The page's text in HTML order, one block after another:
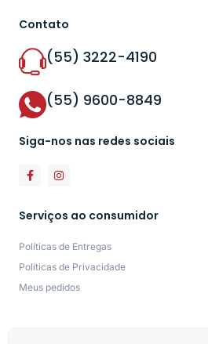
Contato
(55) 3222-4190
(55) 9600-8849
Siga-nos nas redes sociais
Serviços ao consumidor
Políticas de Entregas
Políticas de Privacidade
Meus pedidos